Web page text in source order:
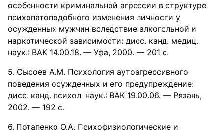
особенности криминальной агрессии в структуре
психопатоподобного изменения личности у
осужденных мужчин вследствие алкогольной и
наркотической зависимости: дисс. канд. медиц.
наук.: ВАК 14.00.18. — Уфа, 2000. — 201 с.
Сысоев А.М. Психология аутоагрессивного
поведения осужденных и его предупреждение:
дисс. канд. психол. наук.: ВАК 19.00.06. — Рязань,
2002. — 192 с.
Потапенко О.А. Психофизиологические и